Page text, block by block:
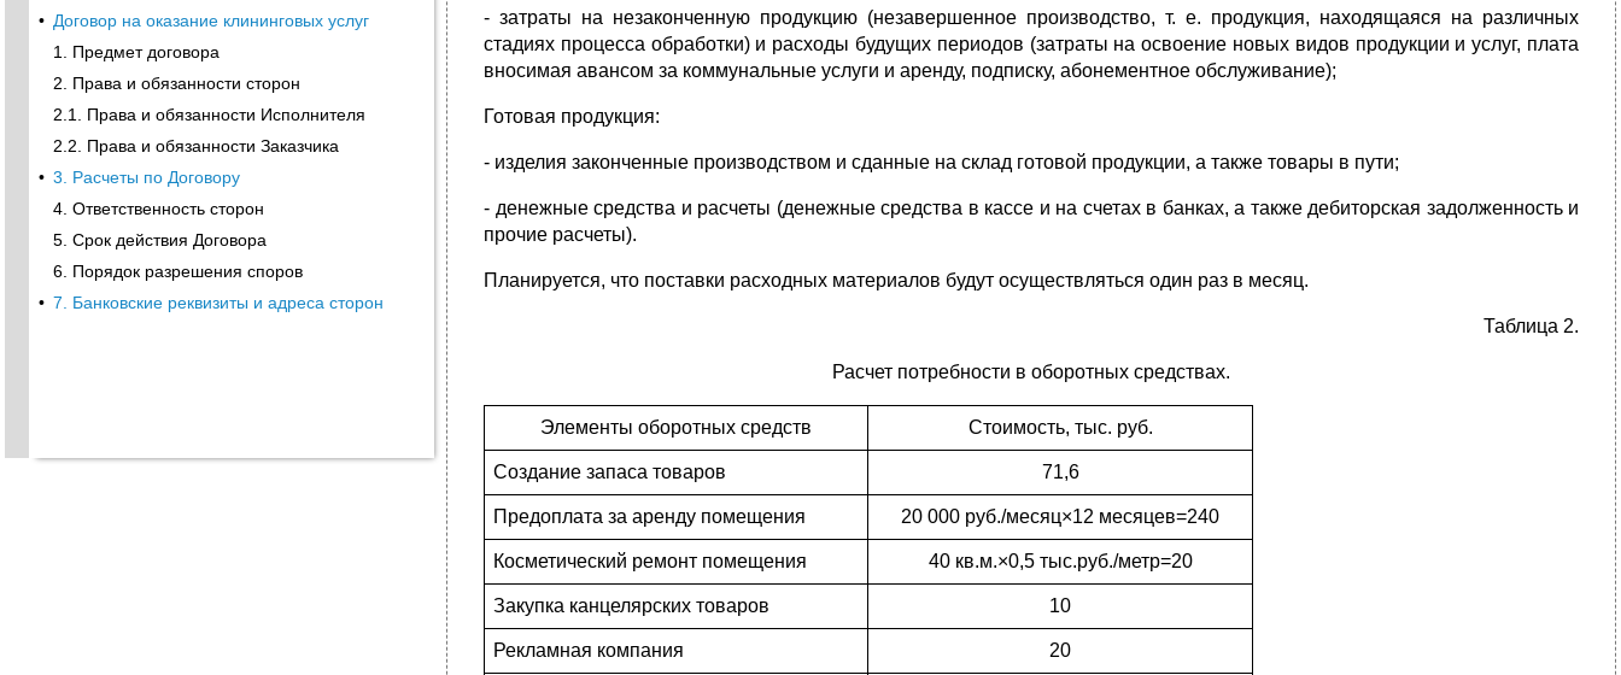
• Договор на оказание клининговых услуг
1. Предмет договора
2. Права и обязанности сторон
2.1. Права и обязанности Исполнителя
2.2. Права и обязанности Заказчика
• 3. Расчеты по Договору
4. Ответственность сторон
5. Срок действия Договора
6. Порядок разрешения споров
• 7. Банковские реквизиты и адреса сторон
- затраты на незаконченную продукцию (незавершенное производство, т. е. продукция, находящаяся на различных
стадиях процесса обработки) и расходы будущих периодов (затраты на освоение новых видов продукции и услуг, плата
вносимая авансом за коммунальные услуги и аренду, подписку, абонементное обслуживание);
Готовая продукция:
- изделия законченные производством и сданные на склад готовой продукции, а также товары в пути;
- денежные средства и расчеты (денежные средства в кассе и на счетах в банках, а также дебиторская задолженность и
прочие расчеты).
Планируется, что поставки расходных материалов будут осуществляться один раз в месяц.
Таблица 2.
Расчет потребности в оборотных средствах.
Элементы оборотных средств Стоимость, тыс. руб.
Создание запаса товаров 71,6
Предоплата за аренду помещения 20 000 руб./месяц×12 месяцев=240
Косметический ремонт помещения 40 кв.м.×0,5 тыс.руб./метр=20
Закупка канцелярских товаров 10
Рекламная компания 20